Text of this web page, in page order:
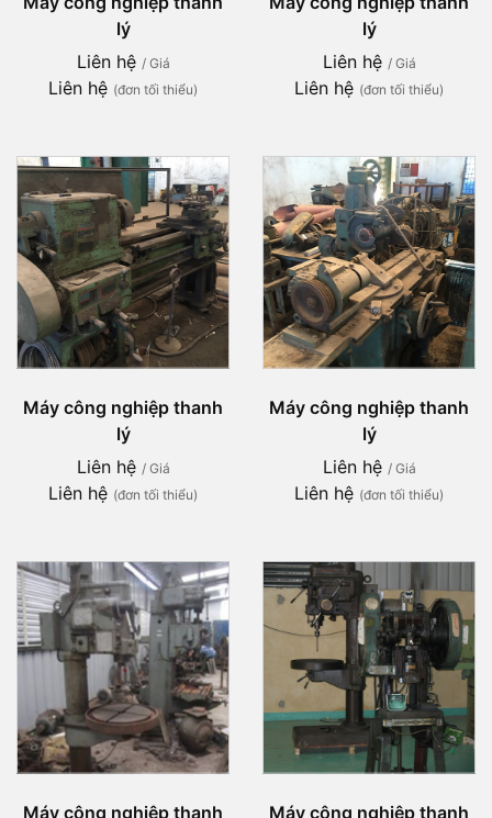
lý
Liên hệ / Giá
Liên hệ (đơn tối thiểu)
lý
Liên hệ / Giá
Liên hệ (đơn tối thiểu)
Máy công nghiệp thanh
lý
Liên hệ / Giá
Liên hệ (đơn tối thiểu)
Máy công nghiệp thanh
lý
Liên hệ / Giá
Liên hệ (đơn tối thiểu)
Máy công nghiệp thanh
Máy công nghiệp thanh